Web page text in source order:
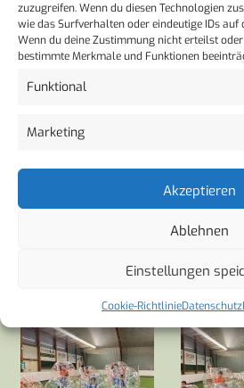
zuzugreifen. Wenn du diesen Technologien
wie das Surfverhalten oder eindeutige IDs auf
Wenn du deine Zustimmung nicht erteilst
bestimmte Merkmale und Funktionen
Funktional
Marketing
Akzeptieren
Ablehnen
Einstellungen
Cookie-RichtlinieDatenschutz
Bubbleball